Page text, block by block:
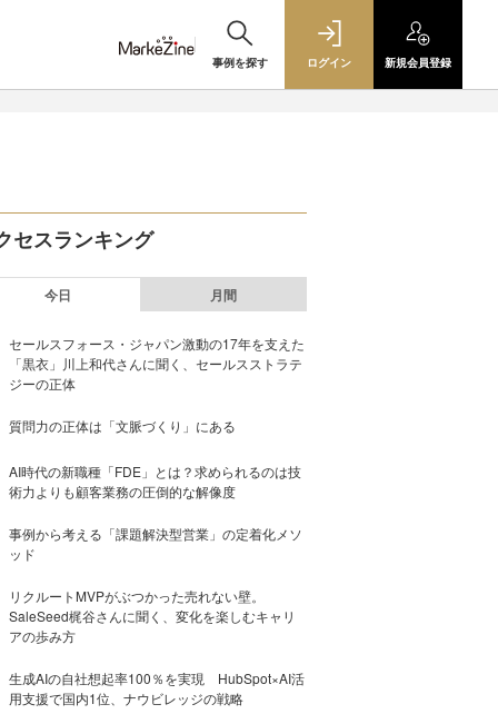
事例を探す ログイン 新規会員登録
セスランキング
今日 月間
セールスフォース・ジャパン激動の17年を支えた
「黒衣」川上和代さんに聞く、セールスストラテ
ジーの正体
質問力の正体は「文脈づくり」にある
AI時代の新職種「FDE」とは？求められるのは技
術力よりも顧客業務の圧倒的な解像度
事例から考える「課題解決型営業」の定着化メソ
ッド
リクルートMVPがぶつかった売れない壁。
SaleSeed梶谷さんに聞く、変化を楽しむキャリ
アの歩み方
生成AIの自社想起率100％を実現 HubSpot×AI活
用支援で国内1位、ナウビレッジの戦略